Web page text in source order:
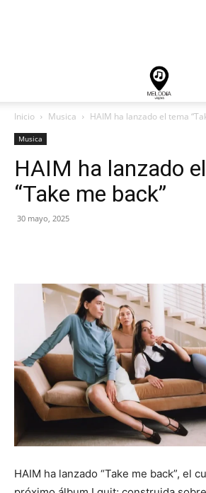
Inicio Musica HAIM ha lanzado el tema
Musica
HAIM ha lanzado
“Take me back”
30 mayo, 2025
HAIM ha lanzado “Take me back”, el